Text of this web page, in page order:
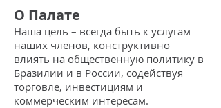
О Палате
Наша цель – всегда быть к услугам
наших членов, конструктивно
влиять на общественную политику в
Бразилии и в России, содействуя
торговле, инвестициям и
коммерческим интересам.